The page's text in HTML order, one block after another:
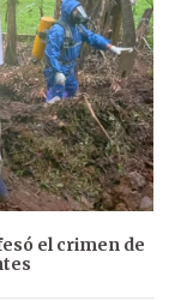
el crimen de